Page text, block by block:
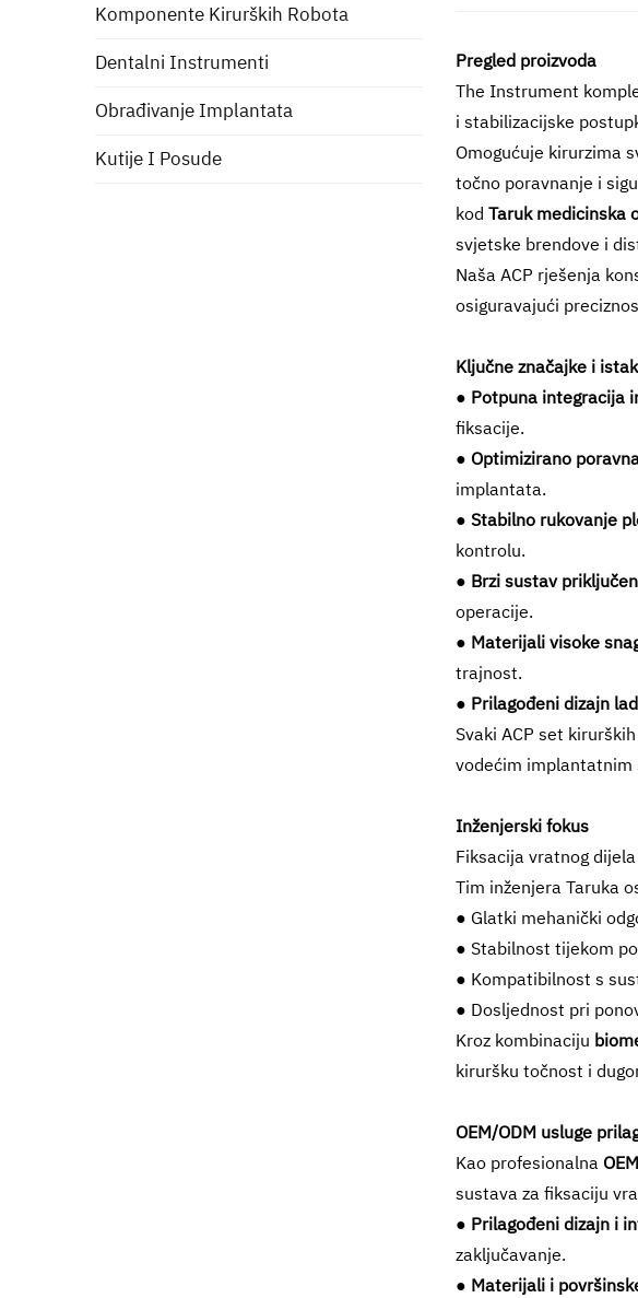
Komponente Kirurških Robota
Dentalni Instrumenti
Obrađivanje Implantata
Kutije I Posude
Pregled proizvoda
The Instrument
i stabilizacijske
Omogućuje kirurzima
točno poravnanje i
kod Taruk medicinska
svjetske brendove i
Naša ACP rješenja
osiguravajući
Ključne značajke i
● Potpuna integracija
fiksacije.
● Optimizirano
implantata.
● Stabilno rukovanje
kontrolu.
● Brzi sustav
operacije.
● Materijali visoke
trajnost.
● Prilagođeni dizajn
Svaki ACP set
vodećim implantatnim
Inženjerski fokus
Fiksacija vratnog
Tim inženjera Taruka
● Glatki mehanički
● Stabilnost tijekom
● Kompatibilnost s
● Dosljednost pri
Kroz kombinaciju
kiruršku točnost i
OEM/ODM usluge
Kao profesionalna
sustava za fiksaciju
● Prilagođeni dizajn i
zaključavanje.
● Materijali i